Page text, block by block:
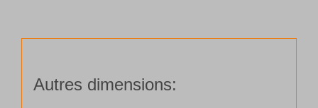
Autres dimensions: